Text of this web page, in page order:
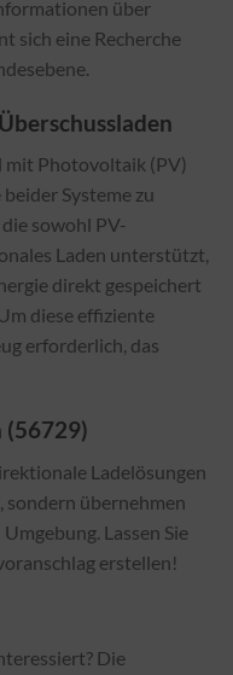
über
sich eine Recherche
mit Photovoltaik (PV)
Systeme zu
sowohl PV-
Laden unterstützt,
direkt gespeichert
diese effiziente
erforderlich, das
(56729)
Ladelösungen
übernehmen
Lassen Sie
erstellen!
Die